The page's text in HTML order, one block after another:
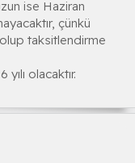
ise Haziran
çünkü
olup taksitlendirme
olacaktır.